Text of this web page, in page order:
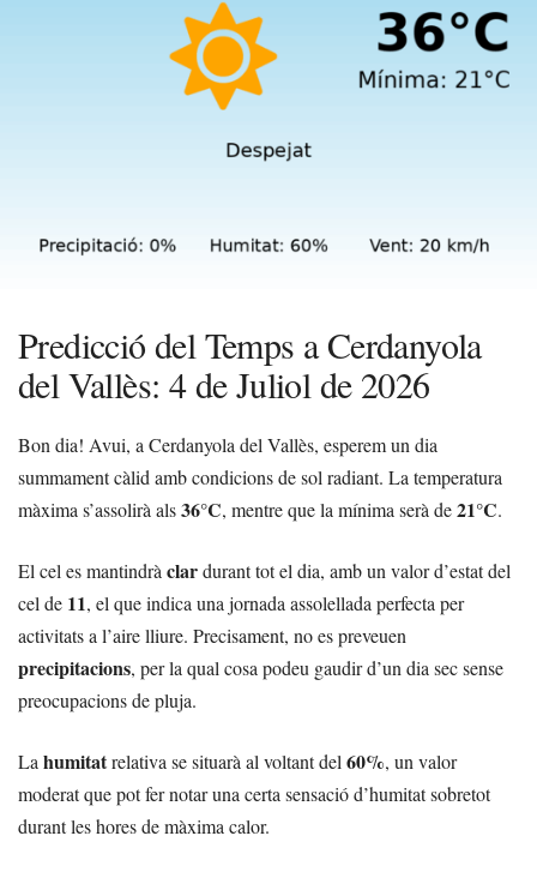
Predicció del Temps a Cerdanyola
del Vallès: 4 de Juliol de 2026
Bon dia! Avui, a Cerdanyola del Vallès, esperem un dia
summament càlid amb condicions de sol radiant. La temperatura
màxima s’assolirà als36°C, mentre que la mínima serà de21°C.
El cel es mantindràclardurant tot el dia, amb un valor d’estat del
cel de 11, el que indica una jornada assolellada perfecta per
activitats a l’aire lliure. Precisament, no es preveuen
precipitacions, per la qual cosa podeu gaudir d’un dia sec sense
preocupacions de pluja.
Lahumitatrelativa se situarà al voltant del60%, un valor
moderat que pot fer notar una certa sensació d’humitat sobretot
durant les hores de màxima calor.